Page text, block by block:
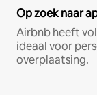
Op zoek naar
Airbnb heeft
ideaal voor
overplaatsing.